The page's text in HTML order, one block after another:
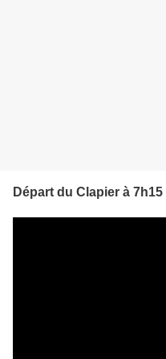
Départ du Clapier à 7h15